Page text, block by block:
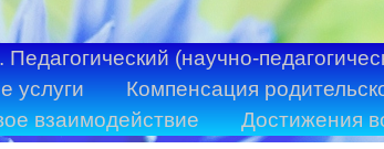
Педагогический (научно-
услуги Компенсация
взаимодействие Достижения